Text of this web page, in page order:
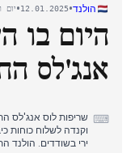
ההכנות להשבעת
מאשר השתתפות.
ל-16, כאשר 22 נעצרו בגין הפרת צווי פינוי.
הסיקור הערב עבר
רעידת האדמה בנוטו
הולנד•
12.01.2025
•יום
היום בו
אנג'לס
⌨
ירי בשודדים.